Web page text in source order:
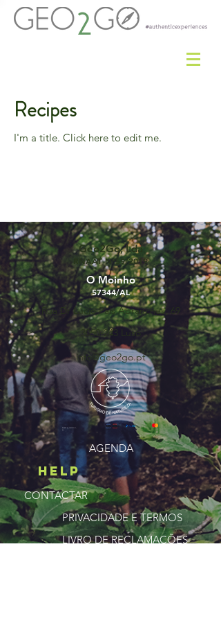
Recipes
I'm a title. ​Click here to edit me.
Geo2Go, Lda
RNAAT Nº59/2019
O Moinho
57344/AL
Rua Dr Lúcio Pais Abranches, 69
3050-243 Luso
info@geo2go.pt
©2025 by GEO2GO,
lda
AGENDA
HELP
CONTACTAR
PRIVACIDADE E TERMOS
LIVRO DE RECLAMAÇÕES